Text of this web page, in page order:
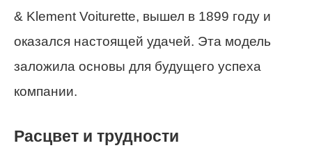
& Klement Voiturette, вышел в 1899 году и
оказался настоящей удачей. Эта модель
заложила основы для будущего успеха
компании.
Расцвет и трудности